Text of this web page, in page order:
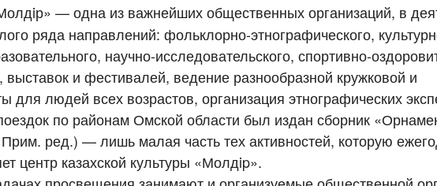
— одна из важнейших общественных организаций, в
ряда направлений: фольклорно-этнографического,
научно-исследовательского, спортивно-
и фестивалей, ведение разнообразной кружковой и
для людей всех возрастов, организация этнографических
по районам Омской области был издан сборник
ред.) — лишь малая часть тех активностей, которую
центр казахской культуры «Молдip».